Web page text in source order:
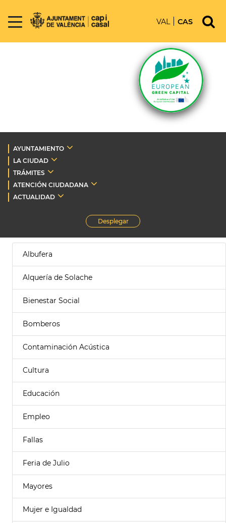
VAL CAS
AYUNTAMIENTO
LA CIUDAD
TRÁMITES
ATENCIÓN CIUDADANA
ACTUALIDAD
Desplegar
Albufera
Alquería de Solache
Bienestar Social
Bomberos
Contaminación Acústica
Cultura
Educación
Empleo
Fallas
Feria de Julio
Mayores
Mujer e Igualdad